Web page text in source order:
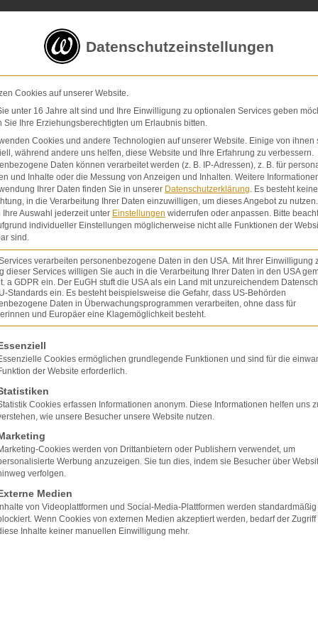
E-Mail
& Schadensersatz
das Recht, umfassend aufgeklärt oder nicht
zuzustimmen oder sie abzulehnen. Der
zur Wahrung seines
werden, eigenständig zu entscheiden, auf
will. Das Selbstbestimmungsrecht ist im
2 GG), darüber hinaus ist es Gedanke der
im Jahre 1894 sehr treffend
besitzt, das wahre Interesse seines
und intelligent angewendete Mittel
Befugnis, nunmehr nach eigenem Ermessen
zum Gegenstande gut gemeinter
perPatientenverfügung(§ 1901a BGB
eine medizinische Behandlung erwünscht
Mit ihrer Hilfe lässt sich vielfach nicht
ankommt. Dann muss im Zweifel und zur
unter:Aufklärungspflicht,Betreuungsverfügung
Datenschutzeinstellungen
Cookies auf unserer Website.
unter 16 Jahre alt sind und Ihre Einwilligung zu optionalen Services geben
Sie Ihre Erziehungsberechtigten um Erlaubnis bitten.
Cookies und andere Technologien auf unserer Website. Einige von ihnen
während andere uns helfen, diese Website und Ihre Erfahrung zu verbessern.
Daten können verarbeitet werden (z. B. IP-Adressen), z. B. für
und Inhalte oder die Messung von Anzeigen und Inhalten. Weitere
Ihrer Daten finden Sie in unserer Datenschutzerklärung. Es besteht keine
in die Verarbeitung Ihrer Daten einzuwilligen, um dieses Angebot zu nutzen.
Ihre Auswahl jederzeit unter Einstellungen widerrufen oder anpassen. Bitte
individueller Einstellungen möglicherweise nicht alle Funktionen der
sind.
verarbeiten personenbezogene Daten in den USA. Mit Ihrer Einwilligung
dieser Services willigen Sie auch in die Verarbeitung Ihrer Daten in den USA
a GDPR ein. Der EuGH stuft die USA als ein Land mit unzureichendem
Standards ein. Es besteht beispielsweise die Gefahr, dass US-Behörden
Daten in Überwachungsprogrammen verarbeiten, ohne dass für
und Europäer eine Klagemöglichkeit besteht.
eine Liste der Service-Gruppen, für die eine
Cookies ermöglichen grundlegende Funktionen und sind für die
der Website erforderlich.
Cookies erfassen Informationen anonym. Diese Informationen helfen uns
wie unsere Besucher unsere Website nutzen.
Cookies werden von Drittanbietern oder Publishern verwendet, um
Werbung anzuzeigen. Sie tun dies, indem sie Besucher über
verfolgen.
Medien
Inhalte von Videoplattformen und Social-Media-Plattformen werden standardmäßig
Wenn Cookies von externen Medien akzeptiert werden, bedarf der Zugriff
Inhalte keiner manuellen Einwilligung mehr.